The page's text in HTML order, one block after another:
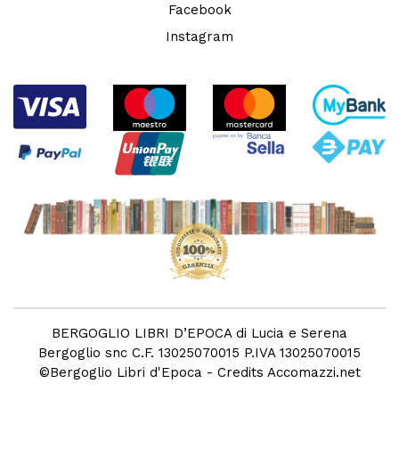
Facebook
Instagram
BERGOGLIO LIBRI D’EPOCA di Lucia e Serena
Bergoglio snc C.F. 13025070015 P.IVA 13025070015
©Bergoglio Libri d'Epoca - Credits Accomazzi.net